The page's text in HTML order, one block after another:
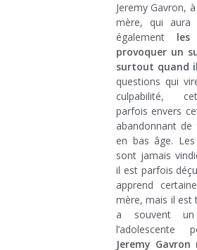
Jeremy Gavron,
mère, qui aura
également
provoquer un
surtout quand
questions qui
culpabilité,
parfois envers
abandonnant
en bas âge.
sont jamais
il est parfois
apprend
mère, mais il est
a souvent
l’adolescente
Jeremy